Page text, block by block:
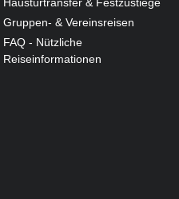
Haustürtransfer & Festzustiege
Gruppen- & Vereinsreisen
FAQ - Nützliche
Reiseinformationen